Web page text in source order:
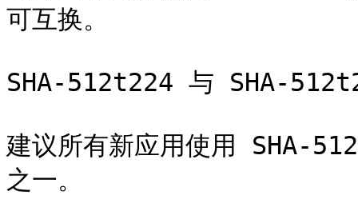
可互换。
SHA-512t224 与 SHA-
建议所有新应用使用 SHA-
之一。